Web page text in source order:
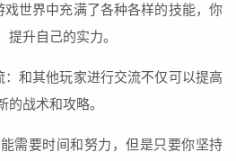
世界中充满了各种各样的技能，你
升自己的实力。
和其他玩家进行交流不仅可以提高
战术和攻略。
需要时间和努力，但是只要你坚持